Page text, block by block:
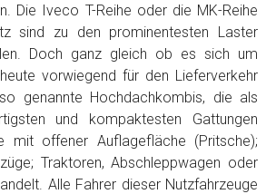
Die Iveco T-Reihe oder die MK-Reihe
sind zu den prominentesten Laster
Doch ganz gleich ob es sich um
vorwiegend für den Lieferverkehr
genannte Hochdachkombis, die als
und kompaktesten Gattungen
mit offener Auflagefläche (Pritsche);
Traktoren, Abschleppwagen oder
Alle Fahrer dieser Nutzfahrzeuge